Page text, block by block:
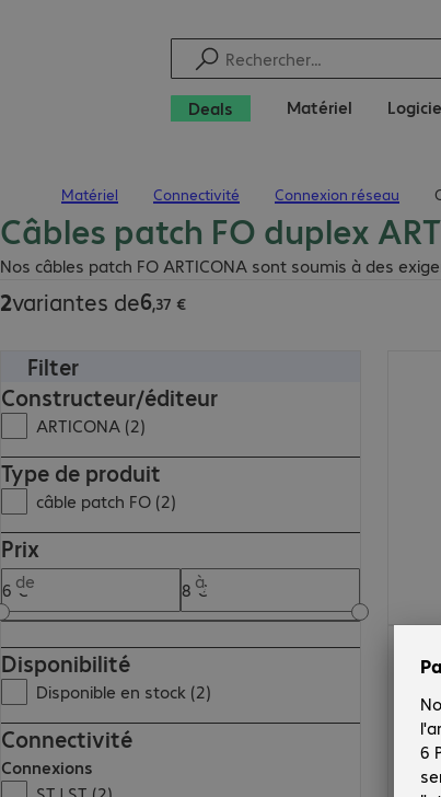
Deals Matériel
Matériel Connectivité Connexion réseau
Câbles patch FO duplex
Nos câbles patch FO ARTICONA sont soumis à des
2variantes de6,37 €
6,37 €
Filter
Constructeur/éditeur
ARTICONA (2)
Type de produit
câble patch FO (2)
Prix
de à
Disponibilité
Disponible en stock (2)
Connectivité
Connexions